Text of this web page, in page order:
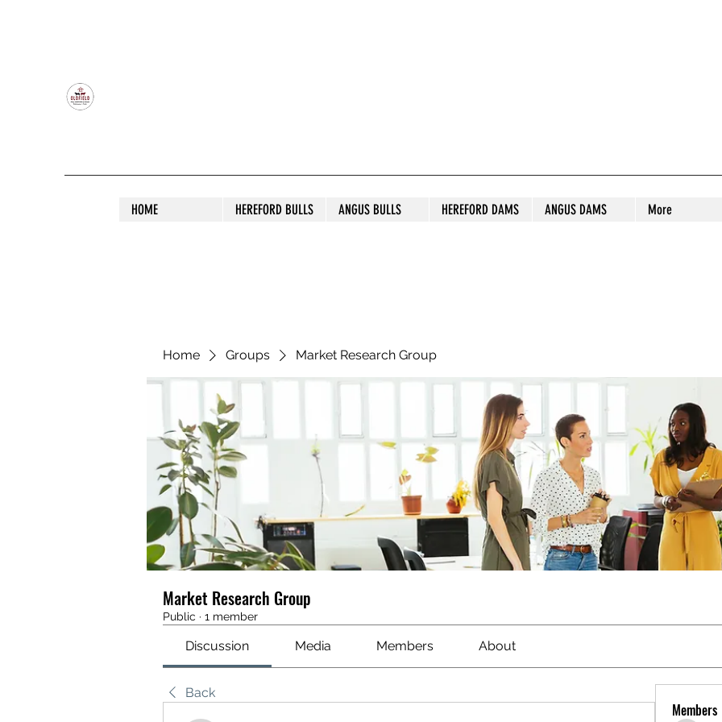
HOME HEREFORD BULLS ANGUS BULLS HEREFORD DAMS ANGUS DAMS More
Home Groups Market Research Group
Market Research Group
Public · 1 member
Discussion Media Members About
Back
Members